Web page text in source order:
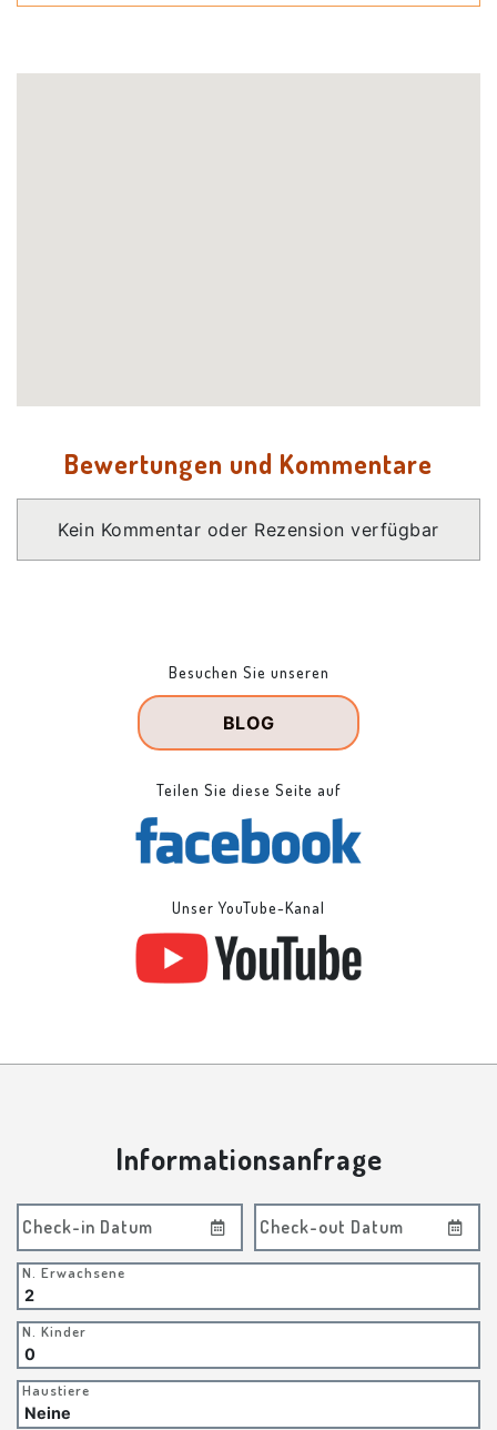
Bewertungen und Kommentare
Kein Kommentar oder Rezension verfügbar
Besuchen Sie unseren
BLOG
Teilen Sie diese Seite auf
Unser YouTube-Kanal
Informationsanfrage
Check-in Datum Check-out Datum
N. Erwachsene
N. Kinder
Haustiere